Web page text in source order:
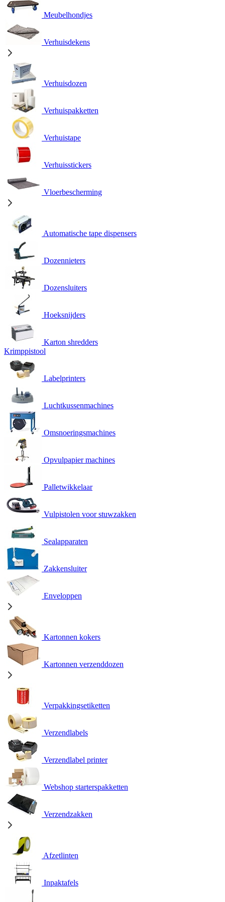
Meubelhondjes
Verhuisdekens
Verhuisdozen
Verhuispakketten
Verhuistape
Verhuisstickers
Vloerbescherming
Automatische tape dispensers
Dozennieters
Dozensluiters
Hoeksnijders
Karton shredders
Krimppistool
Labelprinters
Luchtkussenmachines
Omsnoeringsmachines
Opvulpapier machines
Palletwikkelaar
Vulpistolen voor stuwzakken
Sealapparaten
Zakkensluiter
Enveloppen
Kartonnen kokers
Kartonnen verzenddozen
Verpakkingsetiketten
Verzendlabels
Verzendlabel printer
Webshop starterspakketten
Verzendzakken
Afzetlinten
Inpaktafels